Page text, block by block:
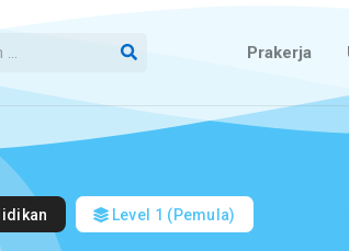
Prakerja
Level 1 (Pemula)